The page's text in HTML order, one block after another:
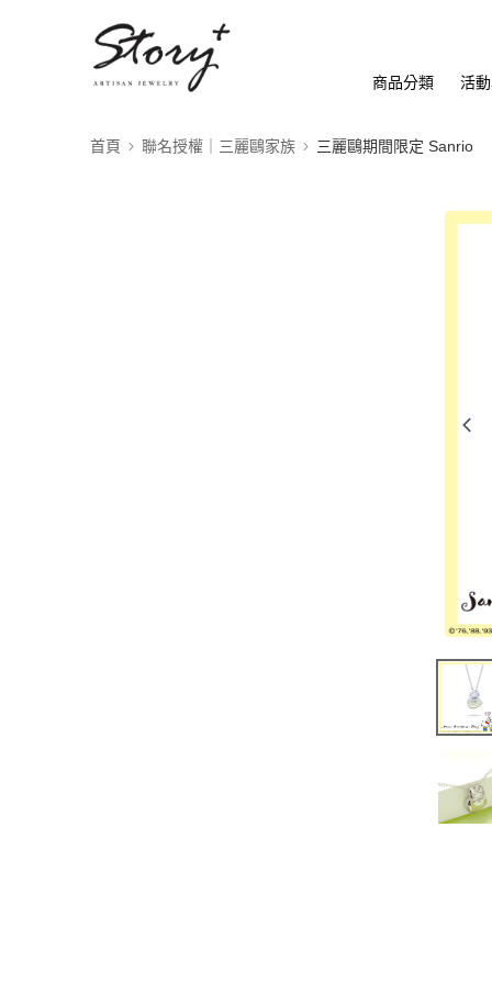
商品分類 活
首頁 聯名授權｜三麗鷗家族 三麗鷗期間限定 Sanrio